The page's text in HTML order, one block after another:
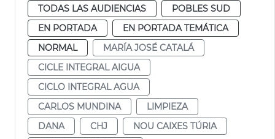
TODAS LAS AUDIENCIAS
POBLES SUD
EN PORTADA
EN PORTADA TEMÁTICA
NORMAL
MARÍA JOSÉ CATALÁ
CICLE INTEGRAL AIGUA
CICLO INTEGRAL AGUA
CARLOS MUNDINA
LIMPIEZA
DANA
CHJ
NOU CAIXES TÚRIA